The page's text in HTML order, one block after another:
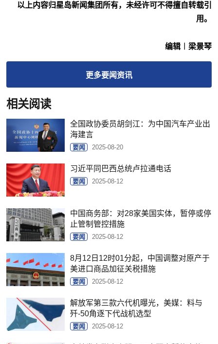
以上内容归星岛新闻集团所有，未经许可不得擅自转载引
用。
编辑︱梁景琴
更多要闻资讯
相关阅读
全国政协委员胡剑江：为中国汽车产业出
海建言
要闻 2025-08-20
习近平同巴西总统卢拉通电话
要闻 2025-08-12
中国商务部：对28家美国实体，暂停或停
止管制管控措施
要闻 2025-08-12
8月12日12时01分起，中国调整对原产于
美进口商品加征关税措施
要闻 2025-08-12
解放军第三款六代机曝光，美媒：料与
歼-50角逐下代战机选型
要闻 2025-08-12